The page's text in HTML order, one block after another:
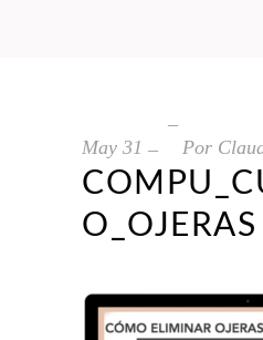
May 31 Por
O_OJERAS